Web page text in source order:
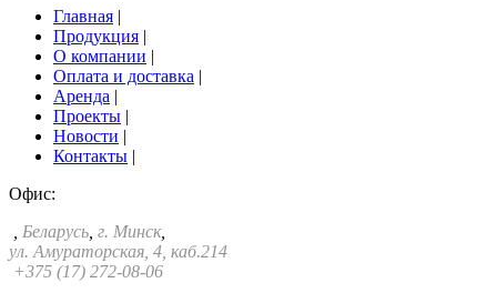
Главная |
Продукция |
О компании |
Оплата и доставка |
Аренда |
Проекты |
Новости |
Контакты |
Офис:
Беларусь г. Минск,
ул. Амураторская, 4, каб.214
+375 (17) 272-08-06